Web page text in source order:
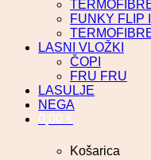
FUNKY FLIP
LASNI VLOŽKI
ČOPI
FRU FRU
LASULJE
NEGA
0,00 €
Košarica